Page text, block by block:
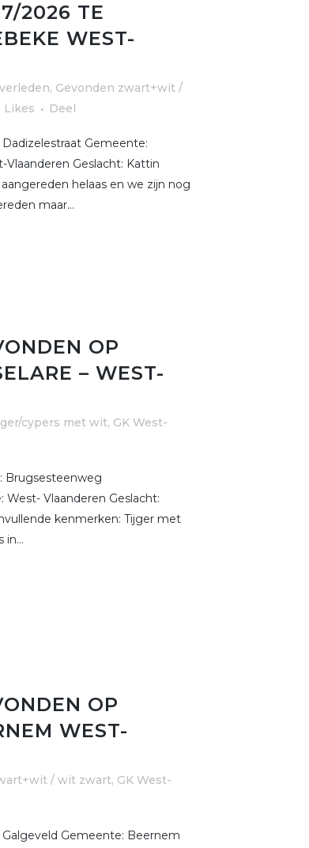
2026 TE
WEST-
, Gevonden zwart+wit /
Likes Deel
Gemeente:
Vlaanderen Geslacht: Kattin
helaas en we zijn nog
maar...
OP
– WEST-
cypers met wit, GK West-
Brugsesteenweg
Vlaanderen Geslacht:
kenmerken: Tijger met
in...
OP
WEST-
/ wit zwart, GK West-
Gemeente: Beernem